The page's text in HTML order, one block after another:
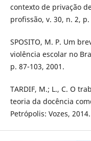
contexto de privação
profissão, v. 30, n. 2,
SPOSITO, M. P. Um
violência escolar no
p. 87-103, 2001.
TARDIF, M.; L., C. O
teoria da docência
Petrópolis: Vozes, 2014.